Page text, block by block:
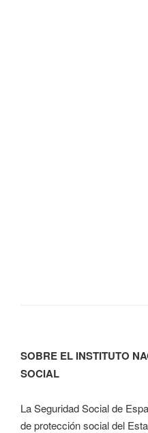
SOBRE EL INSTITUTO
SOCIAL
La Seguridad Social de
de protección social del